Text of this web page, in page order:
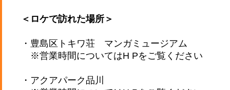
＜ロケで訪れた場所＞
・豊島区トキワ荘 マンガミュージアム
※営業時間についてはH Pをご覧ください
・アクアパーク品川